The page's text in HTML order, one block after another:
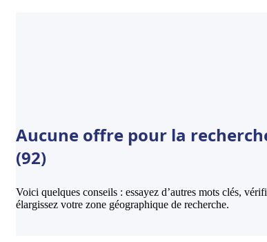
Aucune offre pour la
(92)
Voici quelques conseils : essayez d’autres mots clés,
élargissez votre zone géographique de recherche.